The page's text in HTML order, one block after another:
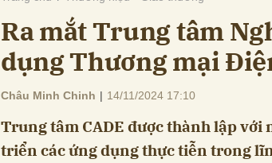
Ra mắt Trung tâm
dụng Thương mại
Châu Minh Chinh | 14/11/2024 17:10
Trung tâm CADE được thành lập với
triển các ứng dụng thực tiễn trong